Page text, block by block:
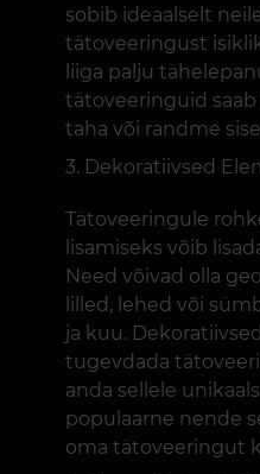
sobib ideaalselt
tätoveeringust
liiga palju
tätoveeringuid
taha või randme
Dekoratiivsed
Tätoveeringule
lisamiseks võib
Need võivad olla
lilled, lehed või
ja kuu.
tugevdada
anda sellele
populaarne nende
oma tätoveeringut